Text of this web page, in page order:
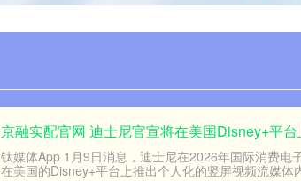
京融实配官网 迪士尼官宣将在美国Disney+平
钛媒体App 1月9日消息，迪士尼在2026年国际消费电
在美国的Disney+平台上推出个人化的竖屏视频流媒体